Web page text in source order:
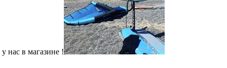
нас в магазине !